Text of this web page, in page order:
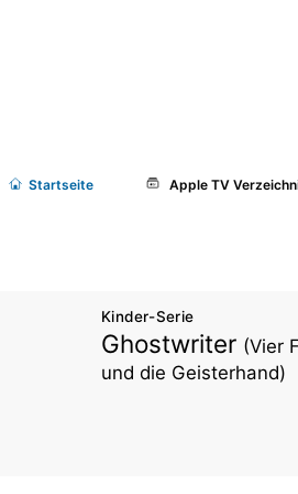
Startseite Apple TV
Kinder-Serie
Ghostwriter (Vier
und die Geisterhand)
S01E01